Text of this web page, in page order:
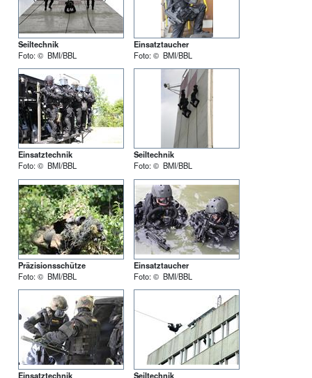
Seiltechnik
Foto: © BMI/BBL
Einsatztaucher
Foto: © BMI/BBL
Einsatztechnik
Foto: © BMI/BBL
Seiltechnik
Foto: © BMI/BBL
Präzisionsschütze
Foto: © BMI/BBL
Einsatztaucher
Foto: © BMI/BBL
Einsatztechnik
Seiltechnik